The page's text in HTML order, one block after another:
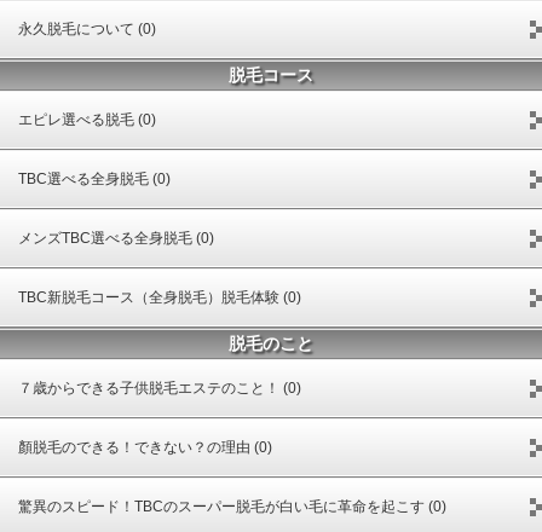
永久脱毛について (0)
脱毛コース
エピレ選べる脱毛 (0)
TBC選べる全身脱毛 (0)
メンズTBC選べる全身脱毛 (0)
TBC新脱毛コース（全身脱毛）脱毛体験 (0)
脱毛のこと
７歳からできる子供脱毛エステのこと！ (0)
顏脱毛のできる！できない？の理由 (0)
驚異のスピード！TBCのスーパー脱毛が白い毛に革命を起こす (0)